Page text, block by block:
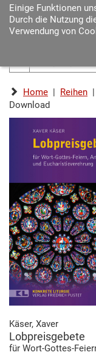
Einige Funktionen
Durch die Nutzung
Verwendung von
Home | Reihen |
Download
Käser, Xaver
Lobpreisgebete
für Wort-Gottes-